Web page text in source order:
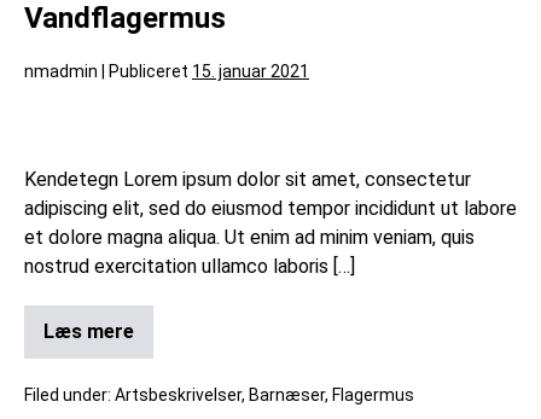
Vandflagermus
nmadmin Publiceret 15. januar 2021
Kendetegn Lorem ipsum dolor sit amet, consectetur
adipiscing elit, sed do eiusmod tempor incididunt ut labore
et dolore magna aliqua. Ut enim ad minim veniam, quis
nostrud exercitation ullamco laboris […]
Læs mere
Filed under: Artsbeskrivelser, Barnæser, Flagermus